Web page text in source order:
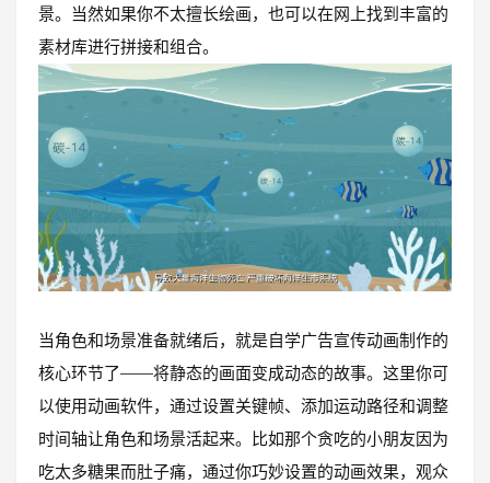
景。当然如果你不太擅长绘画，也可以在网上找到丰富的
素材库进行拼接和组合。
当角色和场景准备就绪后，就是自学广告宣传动画制作的
核心环节了——将静态的画面变成动态的故事。这里你可
以使用动画软件，通过设置关键帧、添加运动路径和调整
时间轴让角色和场景活起来。比如那个贪吃的小朋友因为
吃太多糖果而肚子痛，通过你巧妙设置的动画效果，观众